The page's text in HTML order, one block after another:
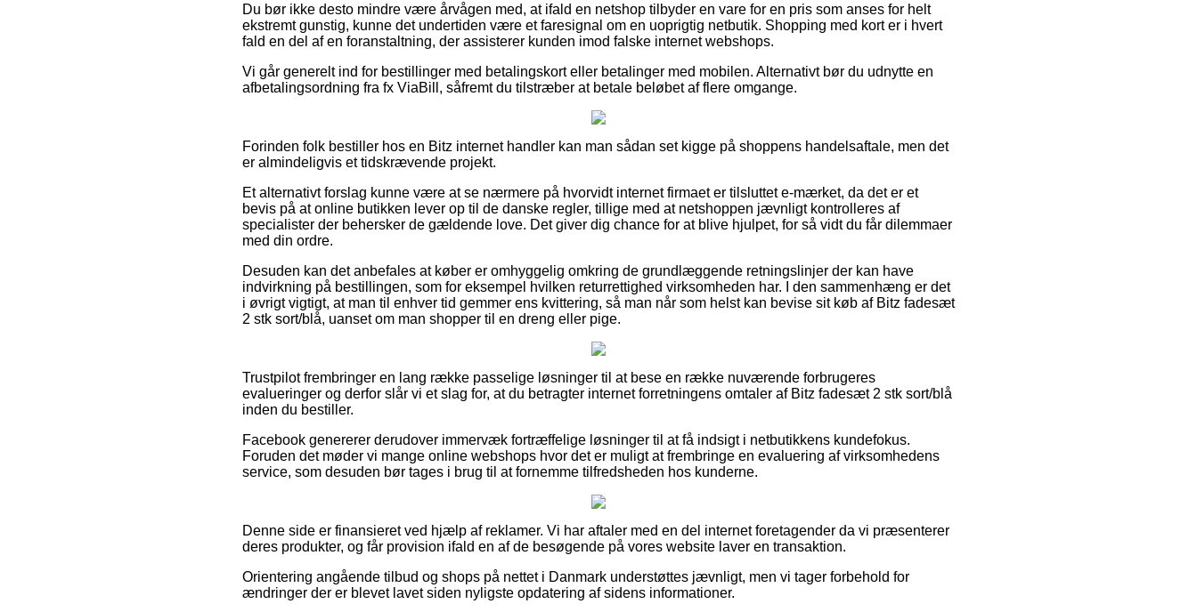
Du bør ikke desto mindre være årvågen med, at ifald en netshop tilbyder en vare for en pris som anses for helt
ekstremt gunstig, kunne det undertiden være et faresignal om en uoprigtig netbutik. Shopping med kort er i hvert
fald en del af en foranstaltning, der assisterer kunden imod falske internet webshops.
Vi går generelt ind for bestillinger med betalingskort eller betalinger med mobilen. Alternativt bør du udnytte en
afbetalingsordning fra fx ViaBill, såfremt du tilstræber at betale beløbet af flere omgange.
Forinden folk bestiller hos en Bitz internet handler kan man sådan set kigge på shoppens handelsaftale, men det
er almindeligvis et tidskrævende projekt.
Et alternativt forslag kunne være at se nærmere på hvorvidt internet firmaet er tilsluttet e-mærket, da det er et
bevis på at online butikken lever op til de danske regler, tillige med at netshoppen jævnligt kontrolleres af
specialister der behersker de gældende love. Det giver dig chance for at blive hjulpet, for så vidt du får dilemmaer
med din ordre.
Desuden kan det anbefales at køber er omhyggelig omkring de grundlæggende retningslinjer der kan have
indvirkning på bestillingen, som for eksempel hvilken returrettighed virksomheden har. I den sammenhæng er det
i øvrigt vigtigt, at man til enhver tid gemmer ens kvittering, så man når som helst kan bevise sit køb af Bitz fadesæt
2 stk sort/blå, uanset om man shopper til en dreng eller pige.
Trustpilot frembringer en lang række passelige løsninger til at bese en række nuværende forbrugeres
evalueringer og derfor slår vi et slag for, at du betragter internet forretningens omtaler af Bitz fadesæt 2 stk sort/blå
inden du bestiller.
Facebook genererer derudover immervæk fortræffelige løsninger til at få indsigt i netbutikkens kundefokus.
Foruden det møder vi mange online webshops hvor det er muligt at frembringe en evaluering af virksomhedens
service, som desuden bør tages i brug til at fornemme tilfredsheden hos kunderne.
Denne side er finansieret ved hjælp af reklamer. Vi har aftaler med en del internet foretagender da vi præsenterer
deres produkter, og får provision ifald en af de besøgende på vores website laver en transaktion.
Orientering angående tilbud og shops på nettet i Danmark understøttes jævnligt, men vi tager forbehold for
ændringer der er blevet lavet siden nyligste opdatering af sidens informationer.